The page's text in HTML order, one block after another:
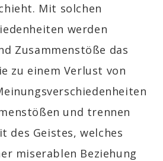
Mit solchen
werden
Zusammenstöße das
zu einem Verlust von
und trennen
des Geistes, welches
miserablen Beziehung